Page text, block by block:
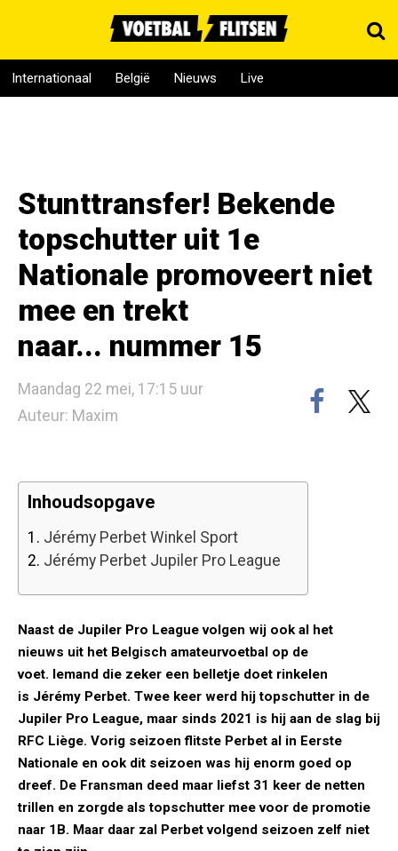
Internationaal België Nieuws Live
Stunttransfer! Bekende
topschutter uit 1e
Nationale promoveert niet
mee en trekt
naar... nummer 15
Maandag 22 mei, 17:15 uur
Auteur: Maxim
Inhoudsopgave
1. Jérémy Perbet Winkel Sport
2. Jérémy Perbet Jupiler Pro League
Naast de Jupiler Pro League volgen wij ook al het
nieuws uit het Belgisch amateurvoetbal op de
voet. Iemand die zeker een belletje doet rinkelen
is Jérémy Perbet. Twee keer werd hij topschutter in de
Jupiler Pro League, maar sinds 2021 is hij aan de slag bij
RFC Liège. Vorig seizoen flitste Perbet al in Eerste
Nationale en ook dit seizoen was hij enorm goed op
dreef. De Fransman deed maar liefst 31 keer de netten
trillen en zorgde als topschutter mee voor de promotie
naar 1B. Maar daar zal Perbet volgend seizoen zelf niet